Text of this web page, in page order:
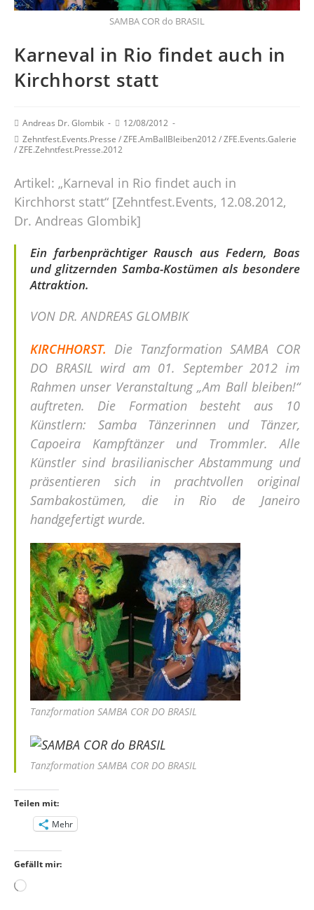
SAMBA COR do BRASIL
Karneval in Rio findet auch in
Kirchhorst statt
Andreas Dr. Glombik
12/08/2012
Zehntfest.Events.Presse /ZFE.AmBallBleiben2012/ZFE.Events.Galerie
/ZFE.Zehntfest.Presse.2012
Artikel: „Karneval in Rio findet auch in
Kirchhorst statt“ [Zehntfest.Events, 12.08.2012,
Dr. Andreas Glombik]
Ein farbenprächtiger Rausch aus Federn, Boas
und glitzernden Samba-Kostümen als besondere
Attraktion.
VON DR. ANDREAS GLOMBIK
KIRCHHORST. Die Tanzformation SAMBA COR
DO BRASIL wird am 01. September 2012 im
Rahmen unser Veranstaltung „Am Ball bleiben!“
auftreten. Die Formation besteht aus 10
Künstlern: Samba Tänzerinnen und Tänzer,
Capoeira Kampftänzer und Trommler. Alle
Künstler sind brasilianischer Abstammung und
präsentieren sich in prachtvollen original
Sambakostümen, die in Rio de Janeiro
handgefertigt wurde.
Tanzformation SAMBA COR DO BRASIL
Tanzformation SAMBA COR DO BRASIL
Teilen mit:
Mehr
Gefällt mir:
Wird